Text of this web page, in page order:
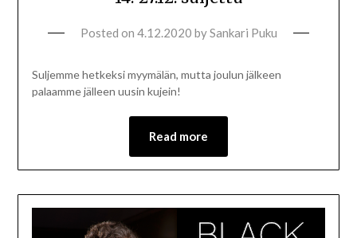
Posted on 4.12.2020 by Sankari Puku
Suljemme hetkeksi myymälän, mutta joulun jälkeen
palaamme jälleen uusin kujein!
Read more